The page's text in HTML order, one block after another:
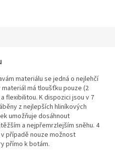
materiálu se jedná o nejlehčí
má tloušťku pouze (2
flexibilitou. K dispozici jsou v 7
z nejlepších hliníkových
umožňuje dosáhnout
a nejpřemrzlejším sněhu. 4
případě nouze možnost
přímo k botám.